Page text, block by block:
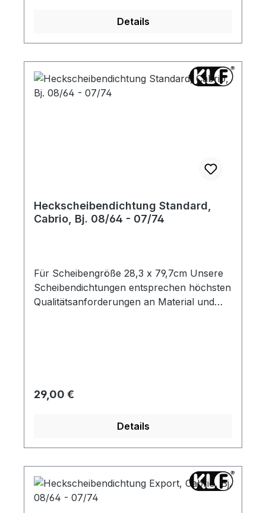
Details
Heckscheibendichtung Standard,
Cabrio, Bj. 08/64 - 07/74
Für Scheibengröße 28,3 x 79,7cm Unsere
Scheibendichtungen entsprechen höchsten
Qualitätsanforderungen an Material und
Regulärer Preis:
29,00 €
Details